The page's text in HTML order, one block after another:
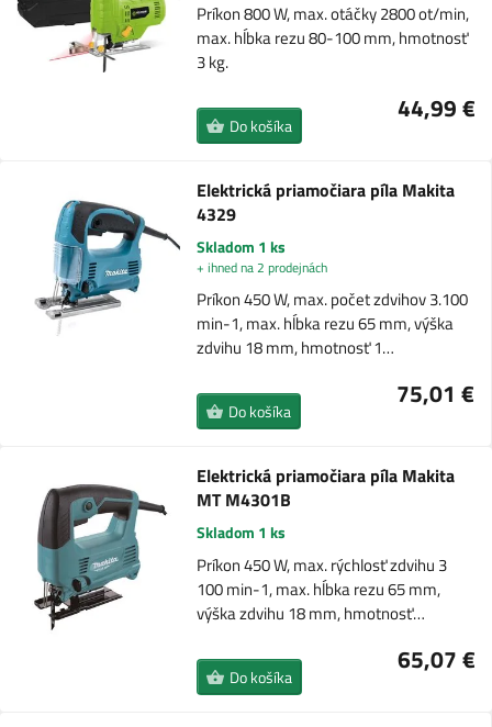
Príkon 800 W, max. otáčky 2800 ot/min,
max. hĺbka rezu 80-100 mm, hmotnosť
3 kg.
44,99 €
Do košíka
Elektrická priamočiara píla Makita
4329
Skladom 1 ks
+ ihned na 2 prodejnách
Príkon 450 W, max. počet zdvihov 3.100
min-1, max. hĺbka rezu 65 mm, výška
zdvihu 18 mm, hmotnosť 1…
75,01 €
Do košíka
Elektrická priamočiara píla Makita
MT M4301B
Skladom 1 ks
Príkon 450 W, max. rýchlosť zdvihu 3
100 min-1, max. hĺbka rezu 65 mm,
výška zdvihu 18 mm, hmotnosť…
65,07 €
Do košíka